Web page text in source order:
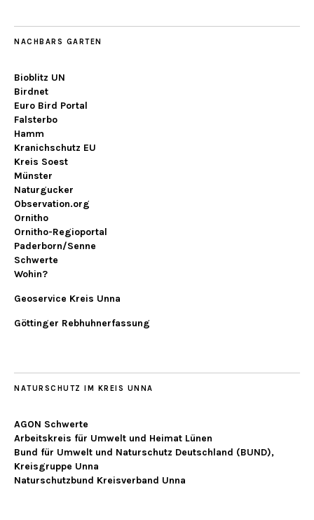
NACHBARS GARTEN
Bioblitz UN
Birdnet
Euro Bird Portal
Falsterbo
Hamm
Kranichschutz EU
Kreis Soest
Münster
Naturgucker
Observation.org
Ornitho
Ornitho-Regioportal
Paderborn/Senne
Schwerte
Wohin?
Geoservice Kreis Unna
Göttinger Rebhuhnerfassung
NATURSCHUTZ IM KREIS UNNA
AGON Schwerte
Arbeitskreis für Umwelt und Heimat Lünen
Bund für Umwelt und Naturschutz Deutschland (BUND),
Kreisgruppe Unna
Naturschutzbund Kreisverband Unna